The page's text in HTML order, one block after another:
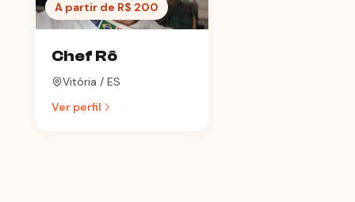
A partir de R$ 200
Chef Rô
Vitória / ES
Ver perfil